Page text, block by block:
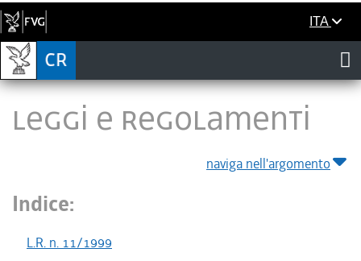
ITA
LEGGI E REGOLAMENTI
naviga nell'argomento
Indice:
L.R. n. 11/1999